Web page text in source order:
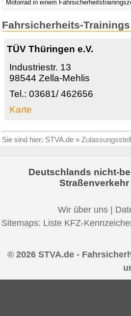
Motorrad in einem
Fahrsicherheits-
TÜV Thüringen e.V.
Industriestr. 13
98544 Zella-Mehlis
Tel.: 03681/ 462656
Karte
Sie sind hier: STVA.de »
Deutschlands nicht-
Wir über uns |
Sitemaps: Liste KFZ-
© 2026 STVA.de -